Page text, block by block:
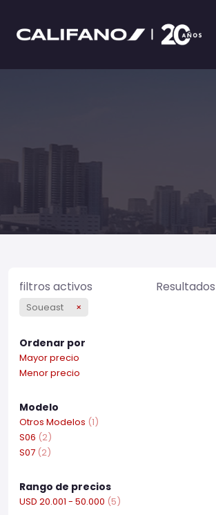
filtros activos
Soueast ×
Ordenar por
Mayor precio
Menor precio
Modelo
Otros Modelos (1)
S06 (2)
S07 (2)
Rango de precios
USD 20.001 - 50.000 (5)